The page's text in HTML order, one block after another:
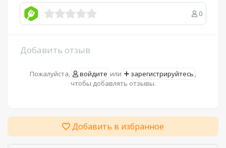
0
Добавить отзыв
Пожалуйста, войдите или зарегистрируйтесь ,
чтобы добавлять отзывы.
Добавить в избранное